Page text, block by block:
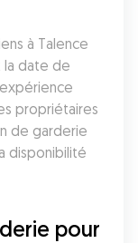
à Talence
la date de
propriétaires
de garderie
disponibilité
pour